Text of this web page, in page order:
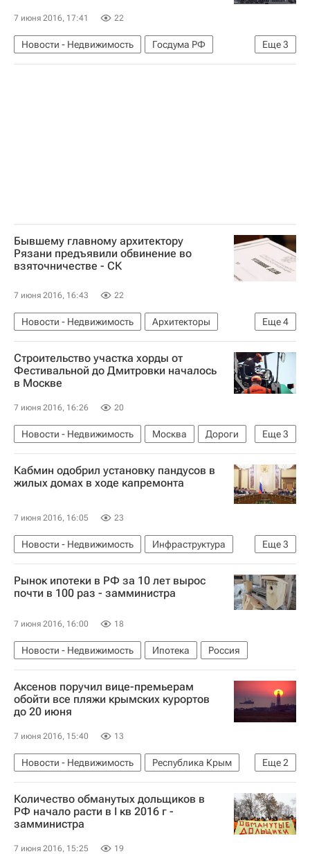
7 июня 2016, 17:41 22
Еще3
Новости - Недвижимость
Госдума РФ
Ипотека
Законодательство Россия
Бывшему главному архитектору
Рязани предъявили обвинение во
взяточничестве - СК
7 июня 2016, 16:43 22
Еще4
Новости - Недвижимость
Архитекторы
Следствие
Рязань Коррупция Россия
Строительство участка хорды от
Фестивальной до Дмитровки началось
в Москве
7 июня 2016, 16:26 20
Еще3
Новости - Недвижимость Москва
Дороги
Инфраструктура
Строительство Россия
Кабмин одобрил установку пандусов в
жилых домах в ходе капремонта
7 июня 2016, 16:05 23
Еще3
Новости - Недвижимость
Инфраструктура
Законодательство
Капремонт Россия
Рынок ипотеки в РФ за 10 лет вырос
почти в 100 раз - замминистра
7 июня 2016, 16:00 18
Новости - Недвижимость Ипотека Россия
Аксенов поручил вице-премьерам
обойти все пляжи крымских курортов
до 20 июня
7 июня 2016, 15:40 13
Еще2
Новости - Недвижимость
Республика Крым
Земельные участки
Россия
Количество обманутых дольщиков в
РФ начало расти в I кв 2016 г -
замминистра
7 июня 2016, 15:25 19